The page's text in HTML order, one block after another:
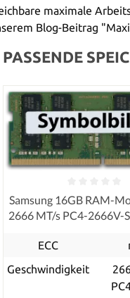
maximale
Blog-Beitrag
PASSENDE
Samsung 16GB RAM-
2666 MT/s PC4-2666V-
ECC
Geschwindigkeit